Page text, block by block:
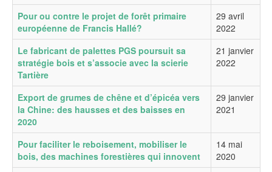
Pour ou contre le projet de forêt primaire
européenne de Francis Hallé?
29 avril
2022
Le fabricant de palettes PGS poursuit sa
stratégie bois et s’associe avec la scierie
Tartière
21 janvier
2022
Export de grumes de chêne et d’épicéa vers
la Chine: des hausses et des baisses en
2020
29 janvier
2021
Pour faciliter le reboisement, mobiliser le
bois, des machines forestières qui innovent
14 mai
2020